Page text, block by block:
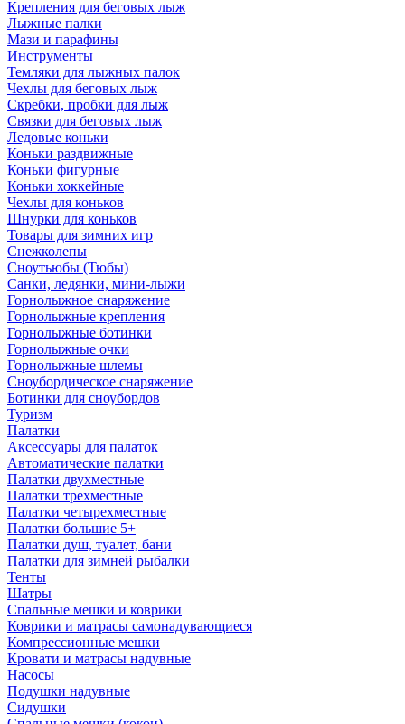
Крепления для беговых лыж
Лыжные палки
Мази и парафины
Инструменты
Темляки для лыжных палок
Чехлы для беговых лыж
Скребки, пробки для лыж
Связки для беговых лыж
Ледовые коньки
Коньки раздвижные
Коньки фигурные
Коньки хоккейные
Чехлы для коньков
Шнурки для коньков
Товары для зимних игр
Снежколепы
Сноутьюбы (Тюбы)
Санки, ледянки, мини-лыжи
Горнолыжное снаряжение
Горнолыжные крепления
Горнолыжные ботинки
Горнолыжные очки
Горнолыжные шлемы
Сноубордическое снаряжение
Ботинки для сноубордов
Туризм
Палатки
Аксессуары для палаток
Автоматические палатки
Палатки двухместные
Палатки трехместные
Палатки четырехместные
Палатки большие 5+
Палатки душ, туалет, бани
Палатки для зимней рыбалки
Тенты
Шатры
Спальные мешки и коврики
Коврики и матрасы самонадувающиеся
Компрессионные мешки
Кровати и матрасы надувные
Насосы
Подушки надувные
Сидушки